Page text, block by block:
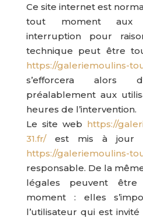
Ce site internet est
tout moment aux
interruption pour
technique peut être
https://galeriemoulins-
s’efforcera alors
préalablement aux
heures de l’intervention.
Le site web https://
31.fr/est mis à jour
https://galeriemoulins-
responsable. De la
légales peuvent
moment : elles
l’utilisateur qui est